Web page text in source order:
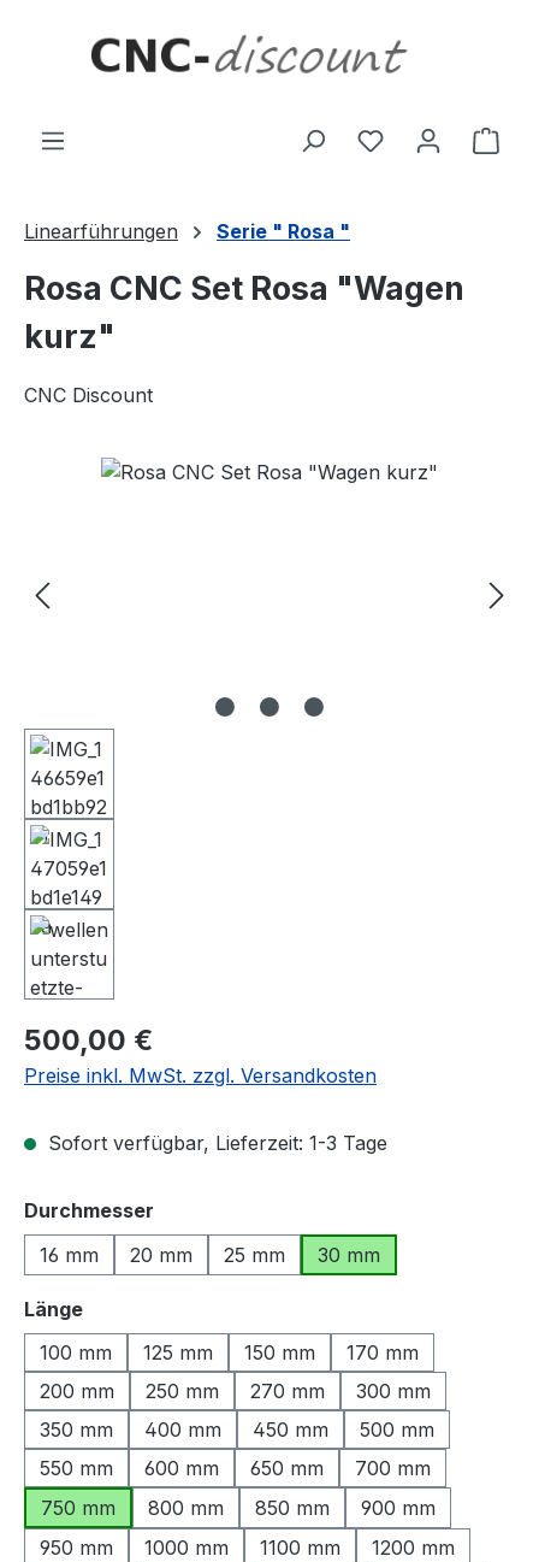
Linearführungen Serie " Rosa "
Rosa CNC Set Rosa "Wagen
kurz"
CNC Discount
Bildergalerie überspringen
Regulärer Preis:
500,00 €
Preise inkl. MwSt. zzgl. Versandkosten
Sofort verfügbar, Lieferzeit: 1-3 Tage
Durchmesser
16 mm
20 mm 25 mm 30 mm
Längeauswählen
100 mm
125 mm 150 mm
170 mm
200 mm
250 mm 270 mm
300 mm
350 mm
400 mm 450 mm
500 mm
550 mm
600 mm 650 mm
700 mm
750 mm
800 mm 850 mm
900 mm
950 mm
1000 mm 1100 mm
1200 mm